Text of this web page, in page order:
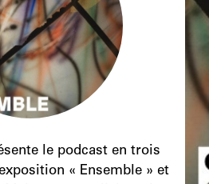
le podcast en trois
« Ensemble » et